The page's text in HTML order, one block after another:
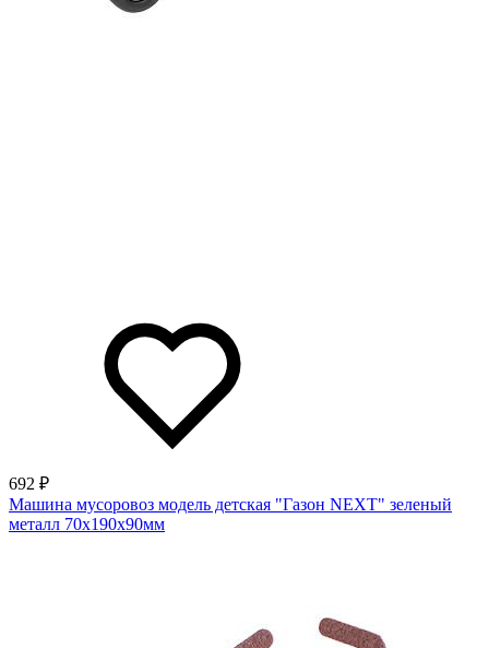
692 ₽
Машина мусоровоз модель детская "Газон NEXT" зеленый
металл 70х190х90мм